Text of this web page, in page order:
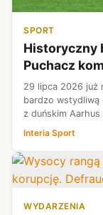
SPORT
Historyczny
Puchacz
29 lipca 2026 już
bardzo wstydliwą
z duńskim
mistrza Polski
Interia Sport
WYDARZENIA